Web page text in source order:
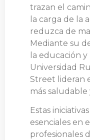
trazan el
la carga de la
reduzca de
Mediante su
la educación
Universidad
Street lideran
más saludable
Estas
esenciales en
profesionales